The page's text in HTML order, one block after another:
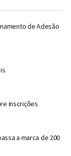
de Adesão
inscrições
a marca de 200